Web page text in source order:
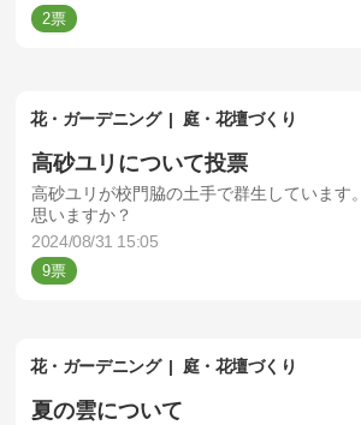
2
花・ガーデニング 庭・花壇づくり
高砂ユリについて投票
高砂ユリが校門脇の土手で群生しています
思いますか？
2024/08/31 15:05
9
花・ガーデニング 庭・花壇づくり
夏の雲について